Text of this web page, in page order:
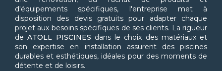
d'équipements spécifiques, l'entreprise met à
disposition des devis gratuits pour adapter chaque
projet aux besoins spécifiques de ses clients. La rigueur
deATOLL PISCINES dans le choix des matériaux et
son expertise en installation assurent des piscines
durables et esthétiques, idéales pour des moments de
détente et de loisirs.